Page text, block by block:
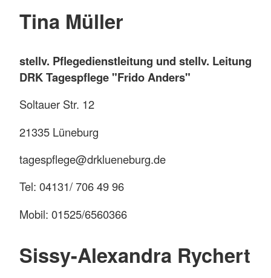
Tina Müller
stellv. Pflegedienstleitung und stellv. Leitung
DRK Tagespflege "Frido Anders"
Soltauer Str. 12
21335 Lüneburg
tagespflege@drklueneburg.de
Tel: 04131/ 706 49 96
Mobil: 01525/6560366
Sissy-Alexandra Rychert